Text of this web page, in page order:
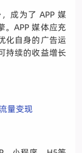
成为了 APP 媒
。APP 媒体应充
化自身的广告运
持续的收益增长
量变现